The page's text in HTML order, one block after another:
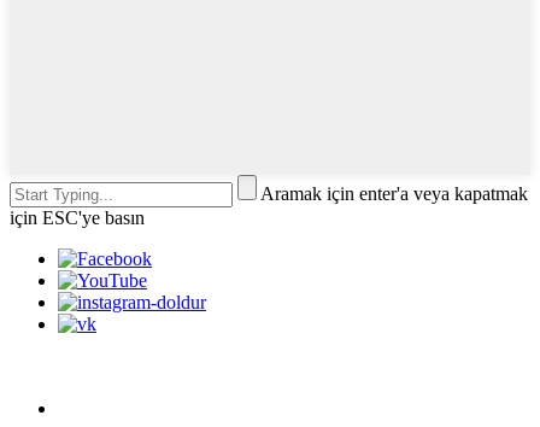
Aramak için enter'a veya kapatmak
için ESC'ye basın